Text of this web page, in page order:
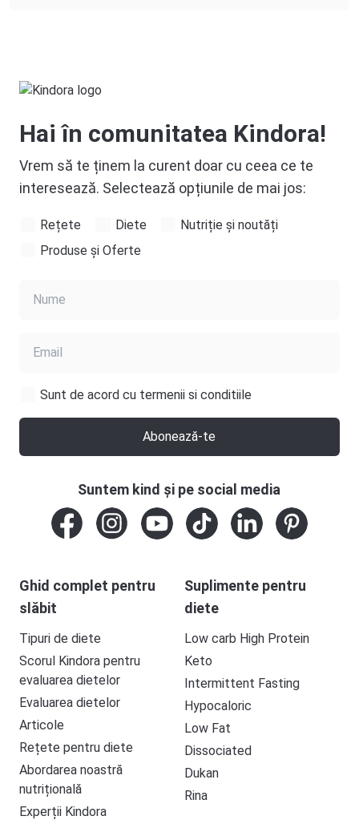
Hai în comunitatea Kindora!
Vrem să te ținem la curent doar cu ceea ce te
interesează. Selectează opțiunile de mai jos:
Rețete Diete
Nutriție și noutăți
Produse și Oferte
Sunt de acord cu termenii si conditiile
Abonează-te
Ghid complet pentru
slăbit
Tipuri de diete
Scorul Kindora pentru
evaluarea dietelor
Evaluarea dietelor
Articole
Rețete pentru diete
Abordarea noastră
nutrițională
Experții Kindora
Suplimente pentru
diete
Low carb High Protein
Keto
Intermittent Fasting
Hypocaloric
Low Fat
Dissociated
Dukan
Rina
Suntem kind și pe social media